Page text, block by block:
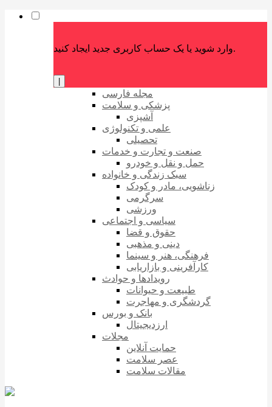
وارد شوید یا یک حساب کاربری جدید ایجاد کنید.
مجله فارسی
پزشکی و سلامت
آشپزی
علمی و تکنولوژی
تحصیلی
صنعت و تجارت و خدمات
حمل و نقل و خودرو
سبک زندگی و خانواده
زناشویی، مادر و کودک
سرگرمی
ورزشی
سیاسی و اجتماعی
حقوق و قضا
دینی و مذهبی
فرهنگی، هنر و سینما
کارآفرینی و بازاریابی
رویدادها و حوادث
طبیعت و حیوانات
گردشگری و مهاجرت
بانک و بورس
ارزدیجیتال
مجلات
حمایت آنلاین
عصر سلامت
مقالات سلامت